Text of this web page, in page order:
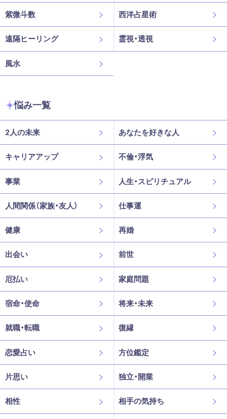
紫微斗数 西洋占星術
遠隔ヒーリング 霊視・透視
風水
悩み一覧
2人の未来 あなたを好きな人
キャリアアップ 不倫・浮気
事業 人生・スピリチュアル
人間関係（家族・友人） 仕事運
健康 再婚
出会い 前世
厄払い 家庭問題
宿命・使命 将来・未来
就職・転職 復縁
恋愛占い 方位鑑定
片思い 独立・開業
相性 相手の気持ち